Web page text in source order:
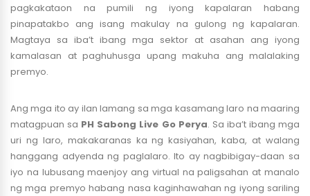
pagkakataon na pumili ng iyong kapalaran habang
pinapatakbo ang isang makulay na gulong ng kapalaran.
Magtaya sa iba’t ibang mga sektor at asahan ang iyong
kamalasan at paghuhusga upang makuha ang malalaking
premyo.
Ang mga ito ay ilan lamang sa mga kasamang laro na maaring
matagpuan sa PH Sabong Live Go Perya. Sa iba’t ibang mga
uri ng laro, makakaranas ka ng kasiyahan, kaba, at walang
hanggang adyenda ng paglalaro. Ito ay nagbibigay-daan sa
iyo na lubusang maenjoy ang virtual na paligsahan at manalo
ng mga premyo habang nasa kaginhawahan ng iyong sariling